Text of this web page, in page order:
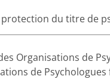
du titre de
Organisations de
de Psychologues